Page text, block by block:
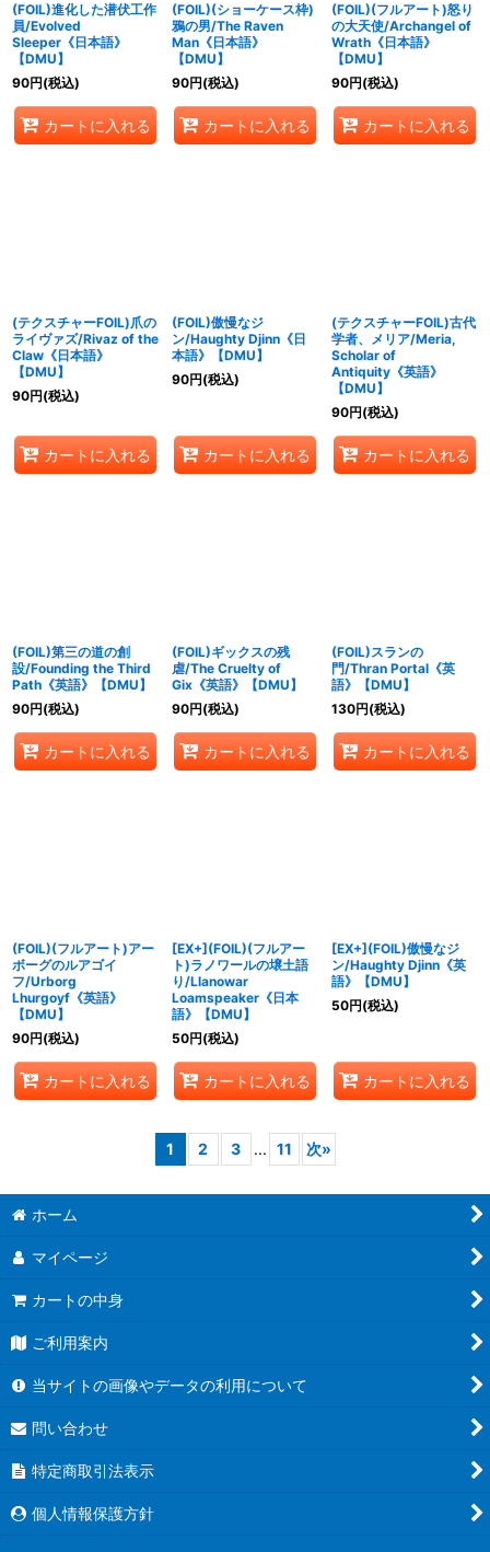
(FOIL)進化した潜伏工作
員/Evolved
Sleeper《日本語》
【DMU】
90円(税込)
カートに入れる
(FOIL)(ショーケース枠)
鴉の男/The Raven
Man《日本語》
【DMU】
90円(税込)
カートに入れる
(FOIL)(フルアート)怒り
の大天使/Archangel of
Wrath《日本語》
【DMU】
90円(税込)
カートに入れる
(テクスチャーFOIL)爪の
ライヴァズ/Rivaz of the
Claw《日本語》
【DMU】
90円(税込)
カートに入れる
(FOIL)傲慢なジ
ン/Haughty Djinn《日
本語》【DMU】
90円(税込)
カートに入れる
(テクスチャーFOIL)古代
学者、メリア/Meria,
Scholar of
Antiquity《英語》
【DMU】
90円(税込)
カートに入れる
(FOIL)第三の道の創
設/Founding the Third
Path《英語》【DMU】
90円(税込)
カートに入れる
(FOIL)ギックスの残
虐/The Cruelty of
Gix《英語》【DMU】
90円(税込)
カートに入れる
(FOIL)スランの
門/Thran Portal《英
語》【DMU】
130円(税込)
カートに入れる
(FOIL)(フルアート)アー
ボーグのルアゴイ
フ/Urborg
Lhurgoyf《英語》
【DMU】
90円(税込)
カートに入れる
[EX+](FOIL)(フルアー
ト)ラノワールの壌土語
り/Llanowar
Loamspeaker《日本
語》【DMU】
50円(税込)
カートに入れる
[EX+](FOIL)傲慢なジ
ン/Haughty Djinn《英
語》【DMU】
50円(税込)
カートに入れる
1 2 3 ... 11 次»
ホーム
マイページ
カートの中身
ご利用案内
当サイトの画像やデータの利用について
問い合わせ
特定商取引法表示
個人情報保護方針